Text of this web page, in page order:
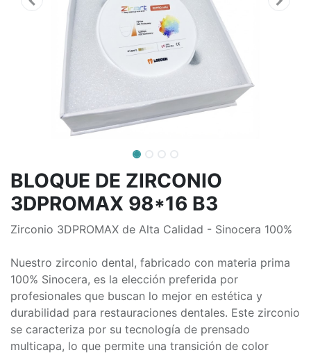
BLOQUE DE ZIRCONIO
3DPROMAX 98*16 B3
Zirconio 3DPROMAX de Alta Calidad - Sinocera 100%
Nuestro zirconio dental, fabricado con materia prima
100% Sinocera, es la elección preferida por
profesionales que buscan lo mejor en estética y
durabilidad para restauraciones dentales. Este zirconio
se caracteriza por su tecnología de prensado
multicapa, lo que permite una transición de color